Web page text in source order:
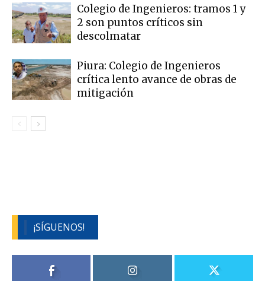
Colegio de Ingenieros: tramos 1 y
2 son puntos críticos sin
descolmatar
Piura: Colegio de Ingenieros
crítica lento avance de obras de
mitigación
¡SÍGUENOS!